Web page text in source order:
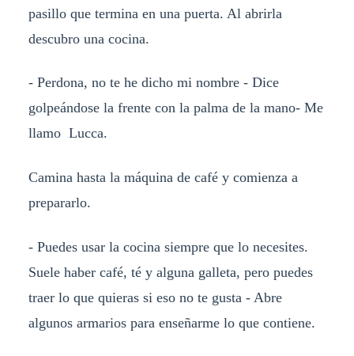
pasillo que termina en una puerta. Al abrirla
descubro una cocina.
- Perdona, no te he dicho mi nombre - Dice
golpeándose la frente con la palma de la mano- Me
llamo Lucca.
Camina hasta la máquina de café y comienza a
prepararlo.
- Puedes usar la cocina siempre que lo necesites.
Suele haber café, té y alguna galleta, pero puedes
traer lo que quieras si eso no te gusta - Abre
algunos armarios para enseñarme lo que contiene.